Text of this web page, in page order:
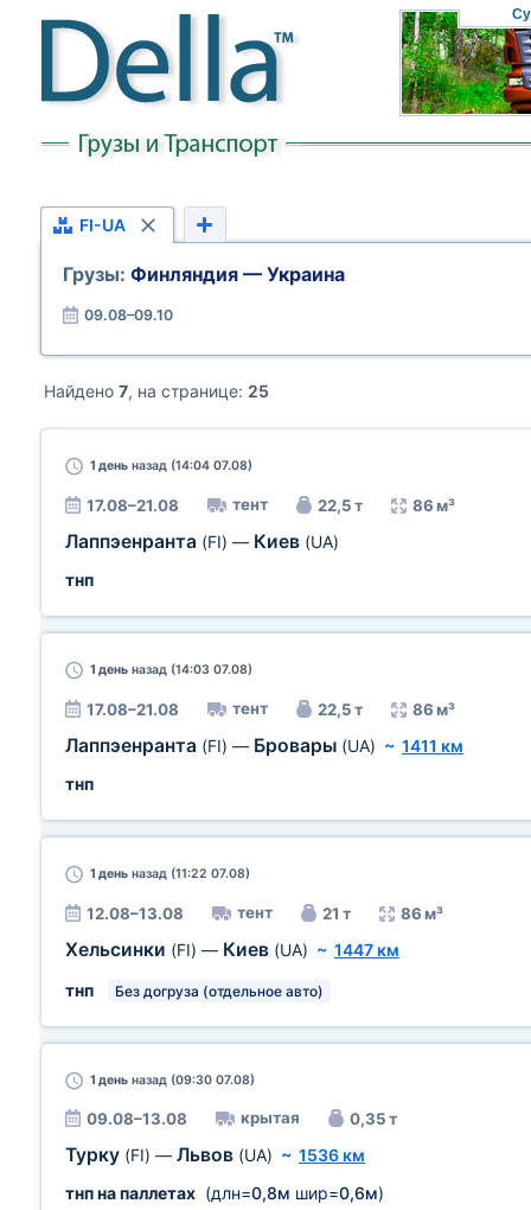
FI-UA
Грузы: Финляндия — Украина
09.08–09.10
Найдено 7, на странице: 25
1 день назад (14:04 07.08)
17.08–21.08 тент 22,5 т 86 м³
Лаппэенранта (FI) — Киев (UA)
тнп
1 день назад (14:03 07.08)
17.08–21.08 тент 22,5 т 86 м³
Лаппэенранта (FI) — Бровары (UA) ~ 1411 км
тнп
1 день назад (11:22 07.08)
12.08–13.08 тент 21 т 86 м³
Хельсинки (FI) — Киев (UA) ~ 1447 км
тнп
Без догруза (отдельное авто)
1 день назад (09:30 07.08)
09.08–13.08 крытая 0,35 т
Турку (FI) — Львов (UA) ~ 1536 км
тнп на паллетах (длн=0,8м шир=0,6м)